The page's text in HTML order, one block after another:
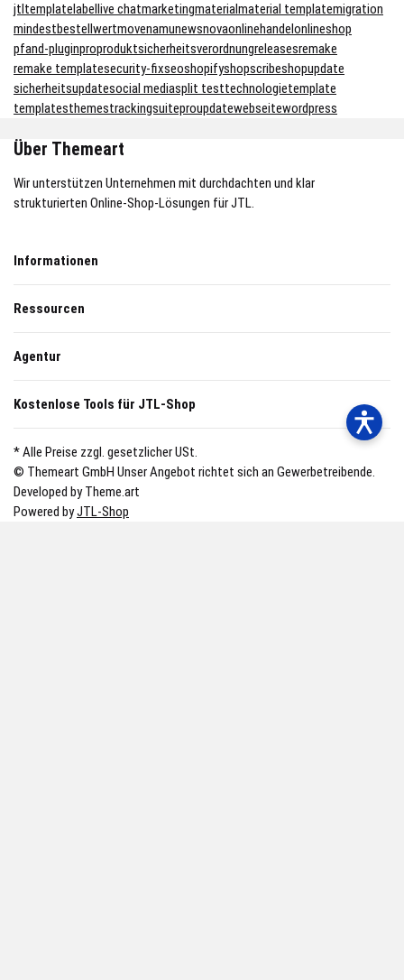
jtltemplate label live chatmarketingmaterialmaterial templatemigration
mindestbestellwertmovenamunewsnovaonlinehandel onlineshop
pfand-pluginproproduktsicherheitsverordnungreleasesremake
remake templatesecurity-fixseoshopifyshopscribeshopupdate
sicherheitsupdatesocial mediasplit testtechnologietemplate
templatesthemestrackingsuiteproupdatewebseitewordpress
Über Themeart
Wir unterstützen Unternehmen mit durchdachten und klar
strukturierten Online-Shop-Lösungen für JTL.
Informationen
Ressourcen
Agentur
Kostenlose Tools für JTL-Shop
* Alle Preise zzgl. gesetzlicher USt.
© Themeart GmbH Unser Angebot richtet sich an Gewerbetreibende.
Developed by Theme.art
Powered byJTL-Shop